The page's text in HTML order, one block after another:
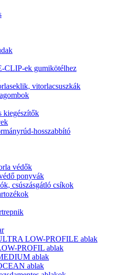
CLIP-ek gumikötélhez
vitorlacsuszkák
kiegészítők
hosszabbító
védők
ponyvák
csúszásgátló csíkok
LOW-PROFILE ablak
PROFIL ablak
ablak
ablak